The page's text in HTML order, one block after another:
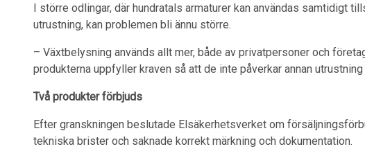
I större odlingar, där hundratals armaturer kan användas samtidigt
utrustning, kan problemen bli ännu större.
– Växtbelysning används allt mer, både av privatpersoner och
produkterna uppfyller kraven så att de inte påverkar annan
Två produkter förbjuds
Efter granskningen beslutade Elsäkerhetsverket om
tekniska brister och saknade korrekt märkning och dokumentation.